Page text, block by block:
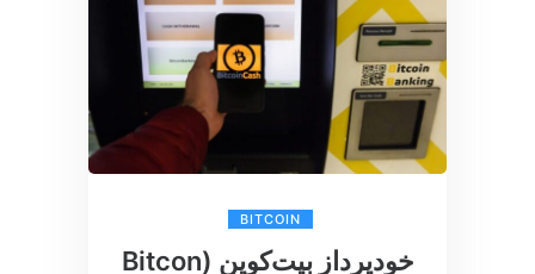
BITCOIN
خودپرداز بیت‌کوین (Bitcon